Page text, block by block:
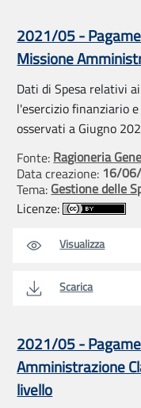
2021/05 -
Missione
Dati di Spesa relativi
l'esercizio finanziario
osservati a Giugno
Fonte: Ragioneria
Data creazione: 16/
Tema: Gestione delle
Licenze:
Visualizza
Scarica
2021/05 -
Amministrazione
livello